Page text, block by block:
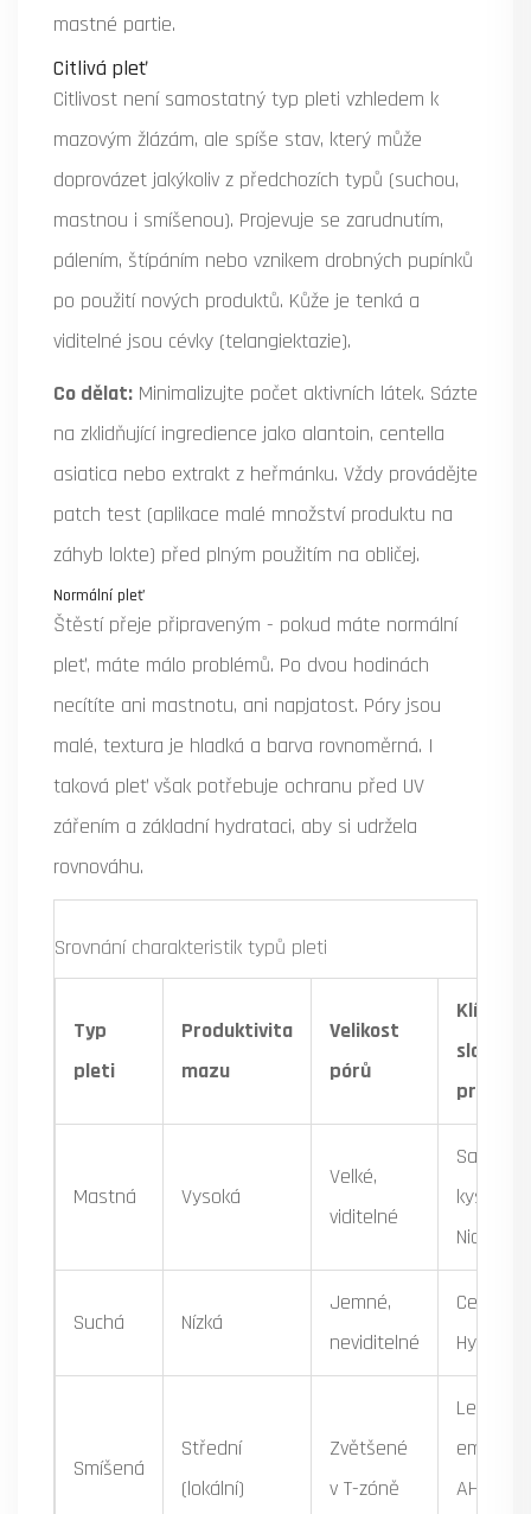
mastné partie.
Citlivá pleť
Citlivost není samostatný typ pleti vzhledem k
mazovým žlázám, ale spíše stav, který může
doprovázet jakýkoliv z předchozích typů (suchou,
mastnou i smíšenou). Projevuje se zarudnutím,
pálením, štípáním nebo vznikem drobných pupínků
po použití nových produktů. Kůže je tenká a
viditelné jsou cévky (telangiektazie).
Co dělat: Minimalizujte počet aktivních látek. Sázte
na zklidňující ingredience jako alantoin, centella
asiatica nebo extrakt z heřmánku. Vždy provádějte
patch test (aplikace malé množství produktu na
záhyb lokte) před plným použitím na obličej.
Normální pleť
Štěstí přeje připraveným - pokud máte normální
pleť, máte málo problémů. Po dvou hodinách
necítíte ani mastnotu, ani napjatost. Póry jsou
malé, textura je hladká a barva rovnoměrná. I
taková pleť však potřebuje ochranu před UV
zářením a základní hydrataci, aby si udržela
rovnováhu.
Srovnání charakteristik typů pleti
Typ
pleti
Produktivita
mazu
Velikost
pórů
Klíčové
složení
Mastná Vysoká
Velké,
viditelné
kyselina,
Suchá Nízká
Jemné,
neviditelné
Smíšená
Střední
(lokální)
Zvětšené
v T-zóně
Lehké
emulze,
AHA